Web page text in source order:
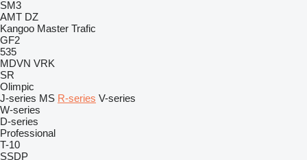
SM3
AMT DZ
Kangoo Master Trafic
GF2
535
MDVN VRK
SR
Olimpic
J-series MS R-series V-series
W-series
D-series
Professional
T-10
SSDP